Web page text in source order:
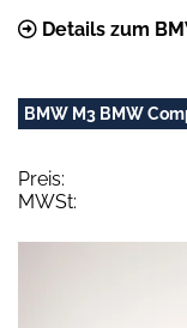
Details zum
BMW M3 BMW
Preis:
MWSt: